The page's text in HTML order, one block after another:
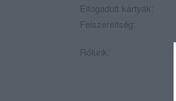
Elfogadott kártyák:
Felszereltség:
Rólunk: